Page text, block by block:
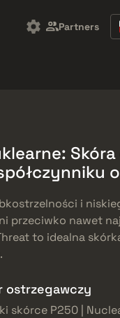
Partners
i
przeciwko nawet
to idealna
ostrzegawczy
skórce P250 |